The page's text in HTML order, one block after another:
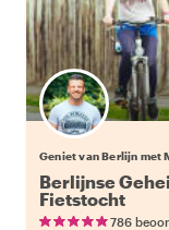
Geniet van Berlijn met
Berlijnse
Fietstocht
786